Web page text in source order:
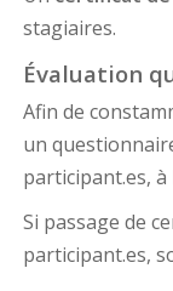
stagiaires.
Évaluation
Afin de
un
participant.es, à
Si passage de
participant.es,